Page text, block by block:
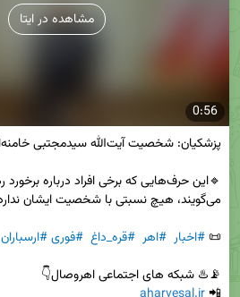
0:56
مشاهده در ایتا
📜 #اخبار #اهر #قره_داغ #فوری#ارسباران